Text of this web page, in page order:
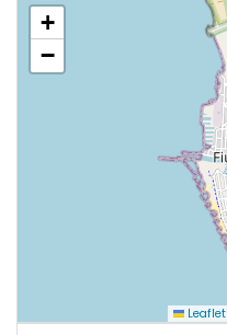
+
−
Leaflet